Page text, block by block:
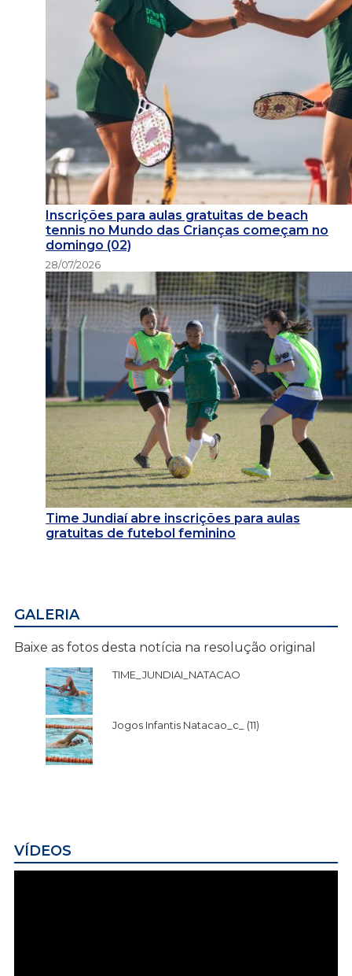
Inscrições para aulas gratuitas de beach
tennis no Mundo das Crianças começam no
domingo (02)
28/07/2026
Time Jundiaí abre inscrições para aulas
gratuitas de futebol feminino
GALERIA
Baixe as fotos desta notícia na resolução original
TIME_JUNDIAI_NATACAO
Jogos Infantis Natacao_c_ (11)
VÍDEOS